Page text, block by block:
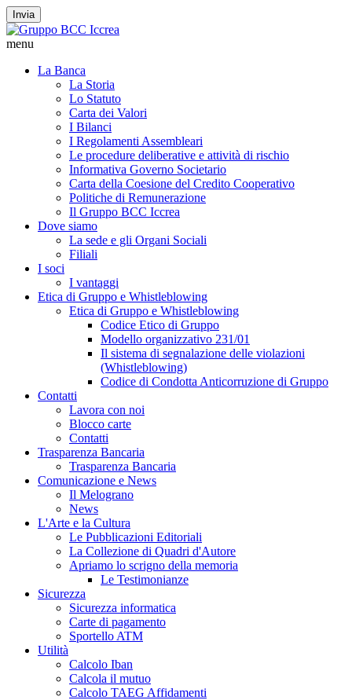
Invia
menu
La Banca
La Storia
Lo Statuto
Carta dei Valori
I Bilanci
I Regolamenti Assembleari
Le procedure deliberative e attività di rischio
Informativa Governo Societario
Carta della Coesione del Credito Cooperativo
Politiche di Remunerazione
Il Gruppo BCC Iccrea
Dove siamo
La sede e gli Organi Sociali
Filiali
I soci
I vantaggi
Etica di Gruppo e Whistleblowing
Etica di Gruppo e Whistleblowing
Codice Etico di Gruppo
Modello organizzativo 231/01
Il sistema di segnalazione delle violazioni
(Whistleblowing)
Codice di Condotta Anticorruzione di Gruppo
Contatti
Lavora con noi
Blocco carte
Contatti
Trasparenza Bancaria
Trasparenza Bancaria
Comunicazione e News
Il Melograno
News
L'Arte e la Cultura
Le Pubblicazioni Editoriali
La Collezione di Quadri d'Autore
Apriamo lo scrigno della memoria
Le Testimonianze
Sicurezza
Sicurezza informatica
Carte di pagamento
Sportello ATM
Utilità
Calcolo Iban
Calcola il mutuo
Calcolo TAEG Affidamenti